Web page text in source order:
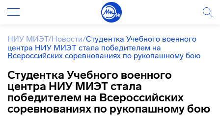
НИУ МИЭТ/Новости/Студентка Учебного военного
центра НИУ МИЭТ стала победителем на
Всероссийских соревнованиях по рукопашному бою
Студентка Учебного военного
центра НИУ МИЭТ стала
победителем на Всероссийских
соревнованиях по рукопашному бою